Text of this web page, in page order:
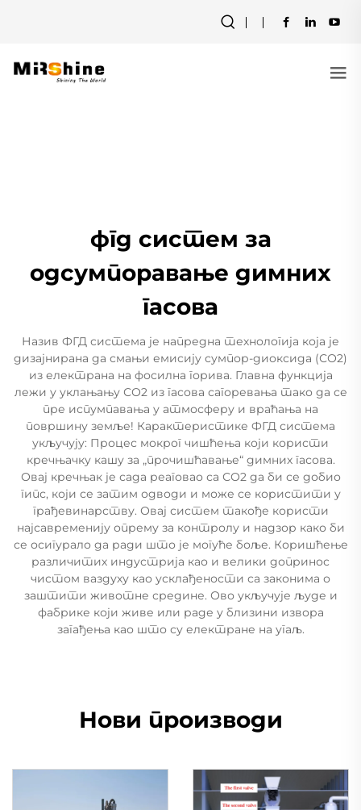
фгд систем за
одсумпоравање димних
гасова
Назив ФГД система је напредна технологија која је
дизајнирана да смањи емисију сумпор-диоксида (СО2)
из електрана на фосилна горива. Главна функција
лежи у уклањању СО2 из гасова сагоревања тако да се
пре испумпавања у атмосферу и враћања на
површину земље! Карактеристике ФГД система
укључују: Процес мокрог чишћења који користи
кречњачку кашу за „прочишћавање“ димних гасова.
Овај кречњак је сада реаговао са СО2 да би се добио
гипс, који се затим одводи и може се користити у
грађевинарству. Овај систем такође користи
најсавременију опрему за контролу и надзор како би
се осигурало да ради што је могуће боље. Коришћење
различитих индустрија као и велики допринос
чистом ваздуху као усклађености са законима о
заштити животне средине. Ово укључује људе и
фабрике који живе или раде у близини извора
загађења као што су електране на угаљ.
Нови производи